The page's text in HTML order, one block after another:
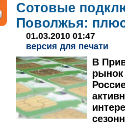
Сотовые
Поволжья:
01.03.2010 01:47
версия для печати
В
рынок